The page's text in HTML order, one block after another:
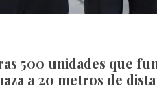
500 unidades que
a 20 metros de